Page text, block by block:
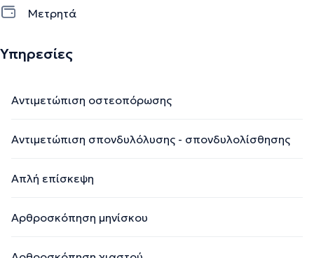
Μετρητά
Υπηρεσίες
Αντιμετώπιση οστεοπόρωσης
Αντιμετώπιση σπονδυλόλυσης - σπονδυλολίσθησης
Απλή επίσκεψη
Αρθροσκόπηση μηνίσκου